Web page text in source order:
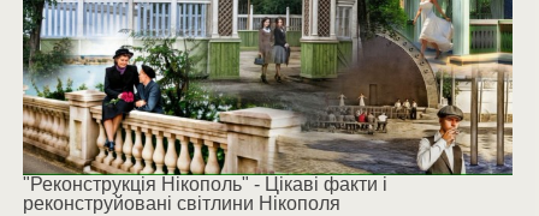
"Реконструкція Нікополь" - Цікаві факти і
реконструйовані світлини Нікополя